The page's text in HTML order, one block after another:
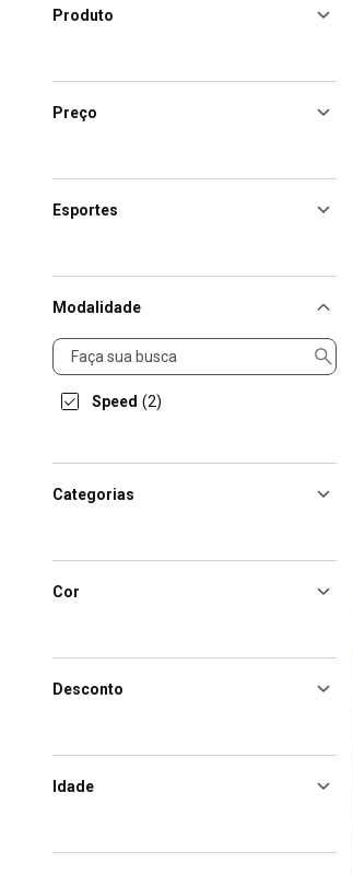
Produto
Preço
Esportes
Modalidade
Modalidade
Speed (2)
Categorias
Cor
Desconto
Idade